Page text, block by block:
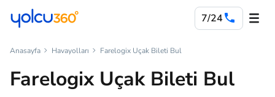
7/24
Anasayfa Havayolları Farelogix Uçak Bileti Bul
Farelogix Uçak Bileti Bul